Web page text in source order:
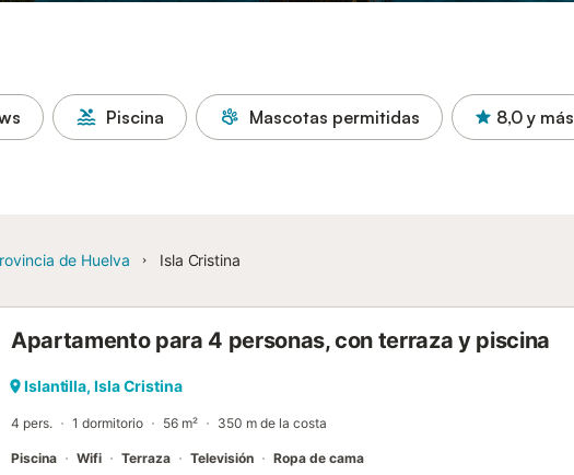
Piscina Mascotas permitidas 8,0 y más
de Huelva Isla Cristina
Apartamento para 4 personas, con terraza y piscina
Islantilla, Isla Cristina
4 pers. 1 dormitorio 56 m² 350 m de la costa
Piscina Wifi Terraza Televisión Ropa de cama